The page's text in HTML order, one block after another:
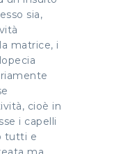
sia,
matrice, i
cioè in
i capelli
tutti e